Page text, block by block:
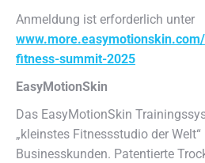
Anmeldung ist erforderlich unter
fitness-summit-2025
EasyMotionSkin
Das EasyMotionSkin
„kleinstes Fitnessstudio der
Businesskunden. Patentierte